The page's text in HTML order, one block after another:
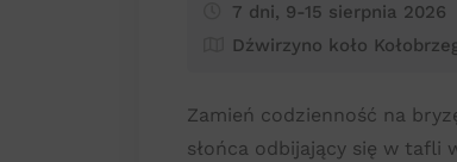
7 dni, 9-15 sierpnia 2026
Dźwirzyno koło
Zamień codzienność na
słońca odbijający się w tafli